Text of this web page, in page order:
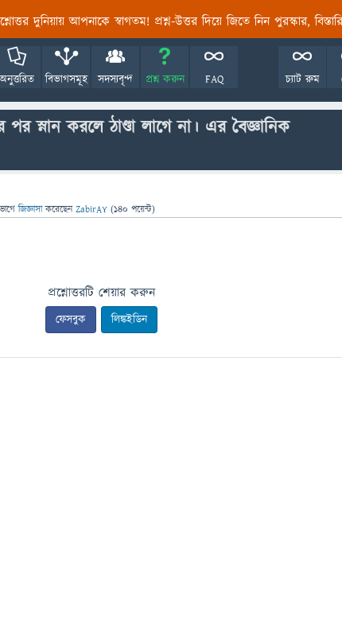
দুনিয়ায় আপনাকে স্বাগতম! প্রশ্ন-উত্তর দিয়ে জিতে নিন পুরস্কার,
অনুত্তরিত বিভাগসমূহ সদস্যবৃন্দ প্রশ্ন করুন FAQ চ্যাট রুম
স্নান করলে ঠাণ্ডা লাগে না। এর বৈজ্ঞানিক
জিজ্ঞাসাকরেছেনZabirAY (140 পয়েন্ট)
প্রশ্নোত্তরটি শেয়ার করুন
ফেসবুক লিঙ্কইডিন